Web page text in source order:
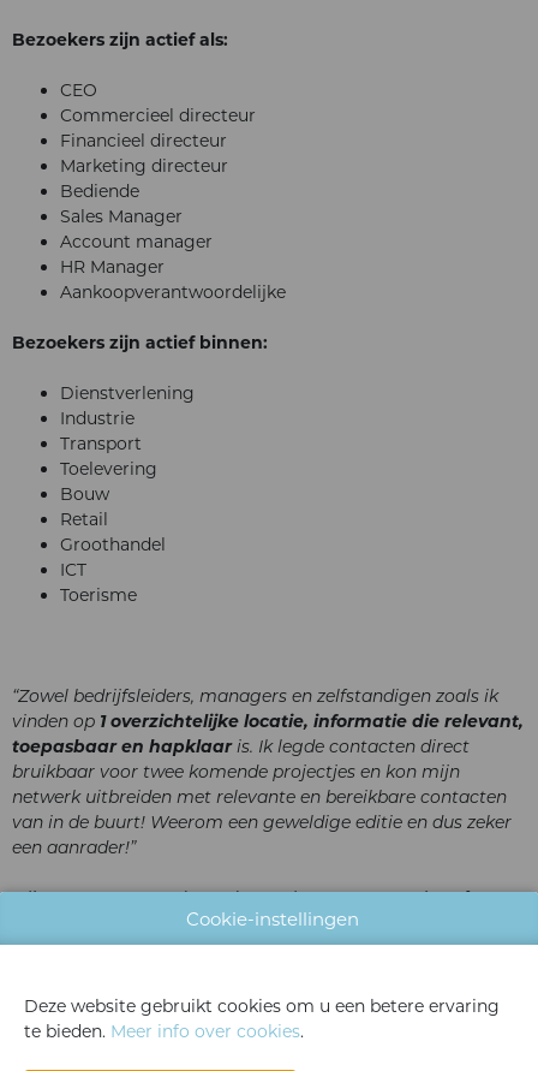
Bezoekers zijn actief als:
CEO
Commercieel directeur
Financieel directeur
Marketing directeur
Bediende
Sales Manager
Account manager
HR Manager
Aankoopverantwoordelijke
Bezoekers zijn actief binnen:
Dienstverlening
Industrie
Transport
Toelevering
Bouw
Retail
Groothandel
ICT
Toerisme
“Zowel bedrijfsleiders, managers en zelfstandigen zoals ik
vinden op 1 overzichtelijke locatie, informatie die relevant,
toepasbaar en hapklaaris. Ik legde contacten direct
bruikbaar voor twee komende projectjes en kon mijn
netwerk uitbreiden met relevante en bereikbare contacten
van in de buurt! Weerom een geweldige editie en dus zeker
een aanrader!”
Oliver Van Exem, Independent Sales Representative of
SealShield and Owner of S4S (Solutions for Saving)
Cookie-instellingen
Deze website gebruikt cookies om u een betere ervaring
te bieden. Meer info over cookies.